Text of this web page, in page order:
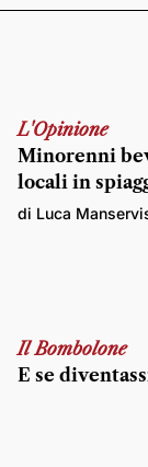
L'Opinione
Minorenni
locali in
di Luca
Il Bombolone
E se